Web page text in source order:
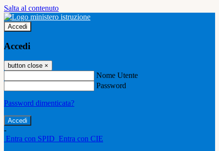
Salta al contenuto
Accedi
Accedi
button close ×
Nome Utente
Password
Password dimenticata?
-
Entra con SPID Entra con CIE